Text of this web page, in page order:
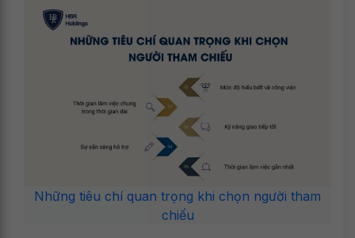
Những tiêu chí quan trọng khi chọn người tham
chiếu